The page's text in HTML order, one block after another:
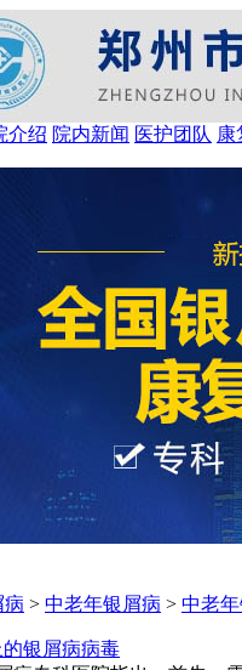
介绍 院内新闻 医护团队 康
病 > 中老年银屑病 > 中老
银屑病病毒